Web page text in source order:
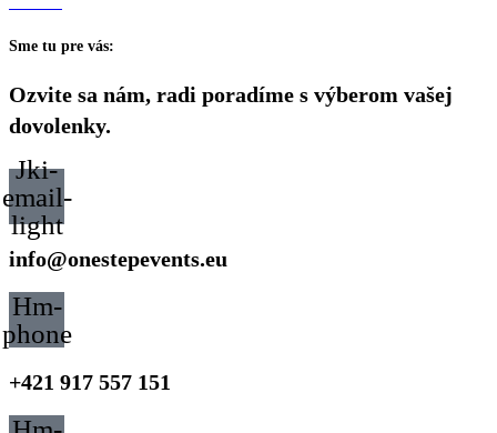
Sme tu pre vás:
Ozvite sa nám, radi poradíme s výberom vašej
dovolenky.
Jki-
email-
light
info@onestepevents.eu
Hm-
phone
+421 917 557 151